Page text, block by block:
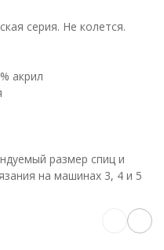
серия. Не колется.
акрил
размер спиц и
на машинах 3, 4 и 5